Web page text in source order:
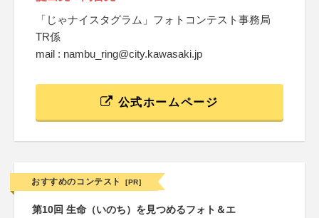
「じゃナイスタグラム」フォトコンテスト事務局
TR係
mail : nambu_ring@city.kawasaki.jp
公式ホームページ
おすすめのコンテスト [PR]
第10回 生命（いのち）を見つめるフォト＆エ